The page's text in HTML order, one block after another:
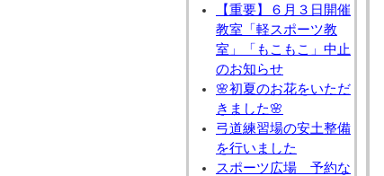
【重要】６月３日開催
教室「軽スポーツ教
室」「もこもこ」中止
のお知らせ
🌸初夏のお花をいただ
きました🌸
弓道練習場の安土整備
を行いました
スポーツ広場 予約な